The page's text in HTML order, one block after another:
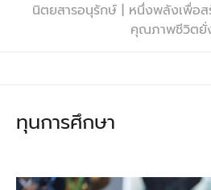
นิตยสารอนุรักษ์ | หนึ่งพลังเพื่อส
คุณภาพชีวิตยั่
ทุนการศึกษา